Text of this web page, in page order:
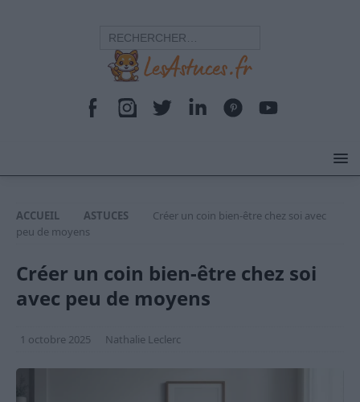
ACCUEIL ASTUCES
Créer un coin bien-être chez soi avec
peu de moyens
Créer un coin bien-être chez soi
avec peu de moyens
1 octobre 2025 Nathalie Leclerc